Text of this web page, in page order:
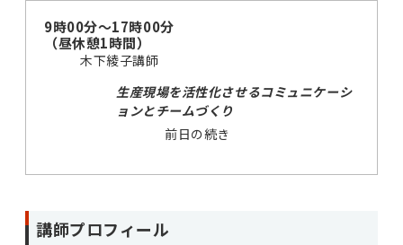
9時00分～17時00分
（昼休憩1時間）
木下綾子講師
生産現場を活性化させるコミュニケーシ
ョンとチームづくり
前日の続き
講師プロフィール